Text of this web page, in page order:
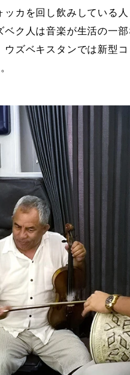
カを回し飲みしている
ベク人は音楽が生活の一
ズベキスタンでは新型